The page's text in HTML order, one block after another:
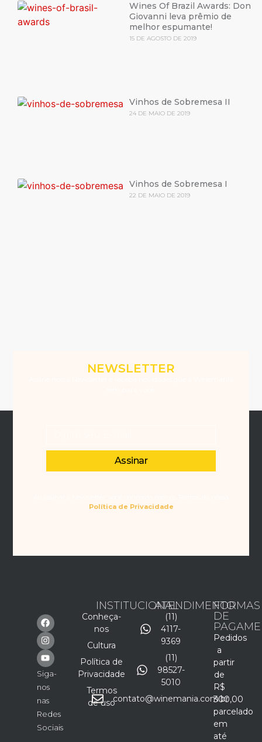
Wines Of Brazil Awards: Don
Giovanni leva prêmio de
melhor espumante!
15 DE AGOSTO DE 2019
Vinhos de Sobremesa II
24 DE MAIO DE 2019
Vinhos de Sobremesa I
22 DE MAIO DE 2019
NEWSLETTER
Assinar
Política de Privacidade
Siga-
nos
nas
Redes
Sociais
INSTITUCIONAL
Conheça-
nos
Cultura
Política de
Privacidade
Termos
de uso
ATENDIMENTO
(11)
4117-
9369
(11)
98527-
5010
contato@winemania.com.br
FORMAS
DE
Pedidos
a
partir
de
R$
300,00
parcelado
em
até